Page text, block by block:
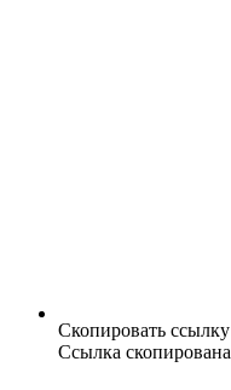
Скопировать ссылку
Ссылка скопирована